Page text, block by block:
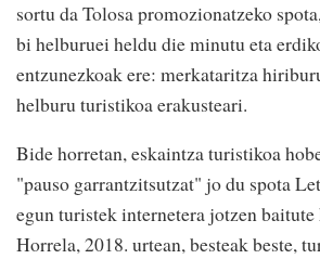
sortu da Tolosa promozionatzeko
bi helburuei heldu die minutu eta
entzunezkoak ere: merkataritza
helburu turistikoa erakusteari.
Bide horretan, eskaintza turistikoa
"pauso garrantzitsutzat" jo du spota
egun turistek internetera jotzen
Horrela, 2018. urtean, besteak beste,